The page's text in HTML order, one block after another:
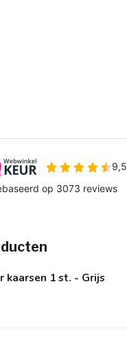
kaarsen 1 st. - Grijs